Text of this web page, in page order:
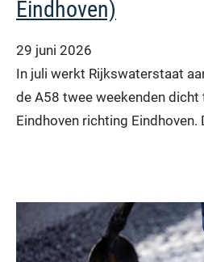
Eindhoven)
29 juni 2026
In juli werkt Rijkswaterstaat
de A58 twee weekenden dicht
Eindhoven richting